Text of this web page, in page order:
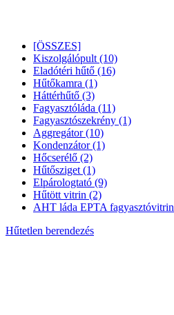
[ÖSSZES]
Kiszolgálópult (10)
Eladótéri hűtő (16)
Hűtőkamra (1)
Háttérhűtő (3)
Fagyasztóláda (11)
Fagyasztószekrény (1)
Aggregátor (10)
Kondenzátor (1)
Hőcserélő (2)
Hűtősziget (1)
Elpárologtató (9)
Hűtött vitrin (2)
AHT láda EPTA fagyasztóvitrin
Hűtetlen berendezés